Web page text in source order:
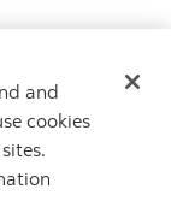
and
cookies